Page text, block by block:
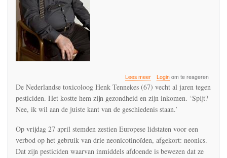
Lees meerover
'Voedsel
produceren
met
gif?
zijn
ooit
op
Loginom te reageren
De Nederlandse toxicoloog Henk Tennekes (67) vecht al jaren tegen
pesticiden. Het kostte hem zijn gezondheid en zijn inkomen. ‘Spijt?
Nee, ik wil aan de juiste kant van de geschiedenis staan.’
Op vrijdag 27 april stemden zestien Europese lidstaten voor een
verbod op het gebruik van drie neonicotinoïden, afgekort: neonics.
Dat zijn pesticiden waarvan inmiddels afdoende is bewezen dat ze